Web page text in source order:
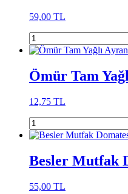
59,00 TL
Ömür Tam
12,75 TL
Besler Mutfak
55,00 TL